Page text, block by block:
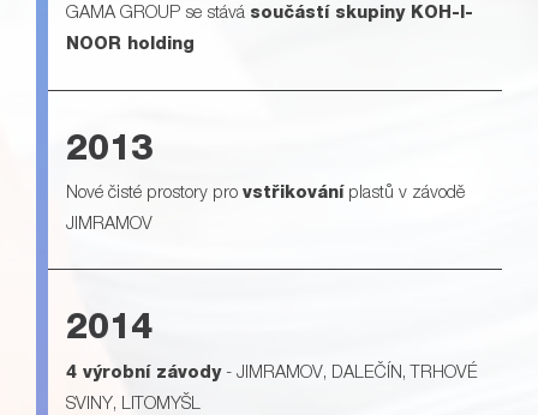
GAMA GROUP se stává součástí skupiny KOH-I-
NOOR holding
2013
Nové čisté prostory pro vstřikováníplastů v závodě
JIMRAMOV
2014
4 výrobní závody- JIMRAMOV, DALEČÍN, TRHOVÉ
SVINY, LITOMYŠL